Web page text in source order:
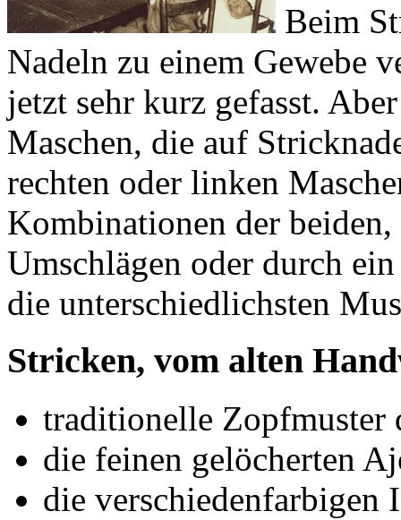
Beim
Nadeln zu einem Gewebe
jetzt sehr kurz gefasst.
Maschen, die auf
rechten oder linken
Kombinationen der
Umschlägen oder durch
die unterschiedlichsten
Stricken, vom alten
traditionelle Zopfmuster
die feinen gelöcherten
die verschiedenfarbigen